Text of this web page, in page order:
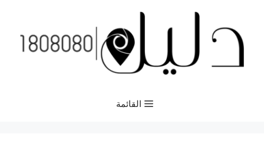
المحتوى
القائمة